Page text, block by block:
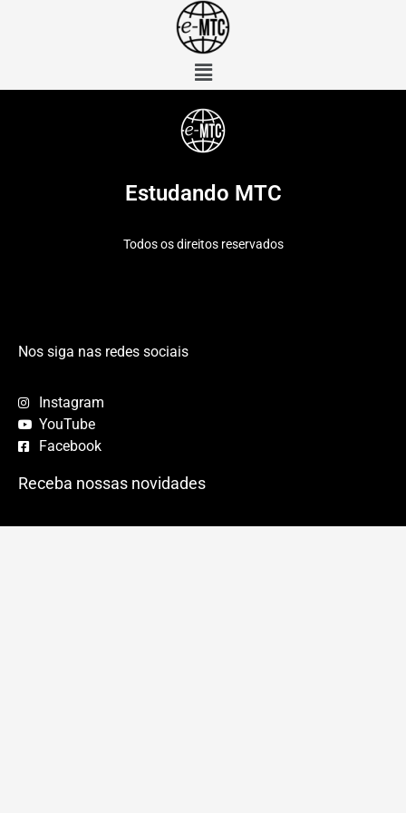
Estudando MTC
Todos os direitos reservados
Nos siga nas redes sociais
Instagram
YouTube
Facebook
Receba nossas novidades